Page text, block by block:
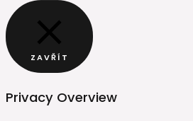
ZAVŘÍT
Privacy Overview